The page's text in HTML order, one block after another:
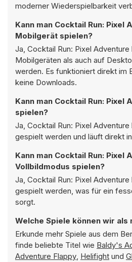
moderner Wiederspielbarkeit
Kann man Cocktail Run: Pixel
Mobilgerät spielen?
Ja, Cocktail Run: Pixel
Mobilgeräten als auch auf
werden. Es funktioniert direkt im
keine Downloads.
Kann man Cocktail Run: Pixel
spielen?
Ja, Cocktail Run: Pixel
gespielt werden und läuft direkt
Kann man Cocktail Run: Pixel
Vollbildmodus spielen?
Ja, Cocktail Run: Pixel
gespielt werden, was für ein
sorgt.
Welche Spiele können wir
Erkunde mehr Spiele aus dem
finde beliebte Titel wie Baldy's
Adventure Flappy, Helifight und